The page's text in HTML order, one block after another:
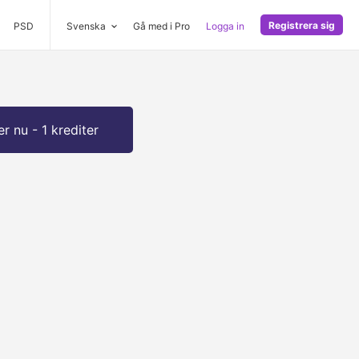
PSD Svenska Gå med i Pro Logga in Registrera sig
nu - 1 krediter